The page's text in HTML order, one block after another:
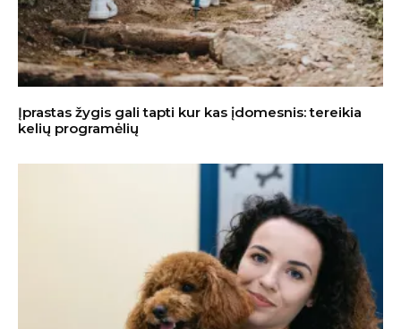
Įprastas žygis gali tapti kur kas įdomesnis: tereikia
kelių programėlių